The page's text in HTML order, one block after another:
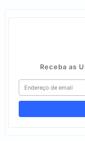
Receba as